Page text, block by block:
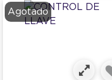
Agotado